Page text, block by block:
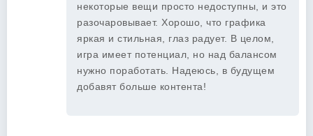
некоторые вещи просто недоступны, и это
разочаровывает. Хорошо, что графика
яркая и стильная, глаз радует. В целом,
игра имеет потенциал, но над балансом
нужно поработать. Надеюсь, в будущем
добавят больше контента!